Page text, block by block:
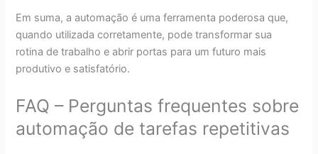
Em suma, a automação é uma ferramenta poderosa que,
quando utilizada corretamente, pode transformar sua
rotina de trabalho e abrir portas para um futuro mais
produtivo e satisfatório.
FAQ – Perguntas frequentes sobre
automação de tarefas repetitivas